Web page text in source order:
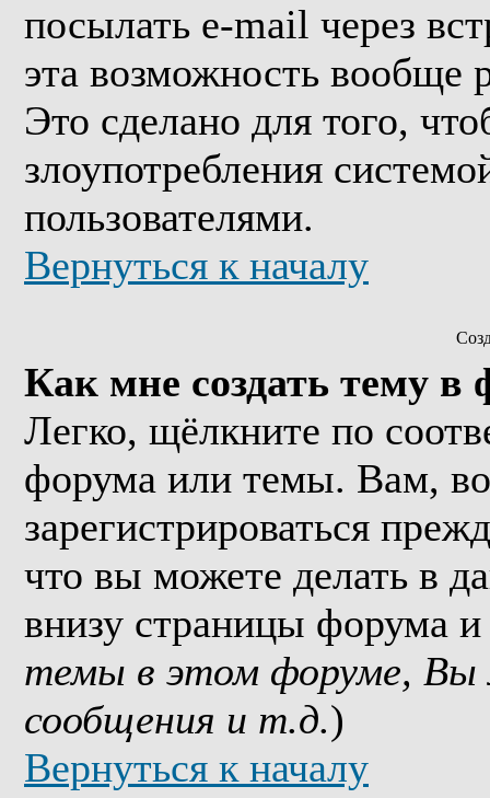
посылать e-mail через
эта возможность вообще
Это сделано для того,
злоупотребления
пользователями.
Вернуться к началу
Как мне создать тему в
Легко, щёлкните по
форума или темы. Вам,
зарегистрироваться
что вы можете делать в
внизу страницы форума
темы в этом форуме,
сообщения и т.д.)
Вернуться к началу